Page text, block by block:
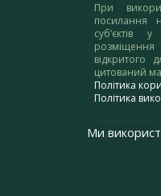
При
посилання
суб’єктів
розміщення
відкритого
цитований
Політика
Політика
адресу:
Ми